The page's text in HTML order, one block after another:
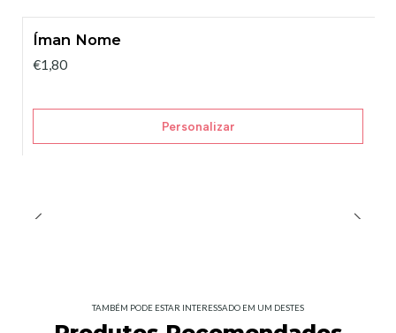
Íman Nome
€1,80
Personalizar
TAMBÉM PODE ESTAR INTERESSADO EM UM DESTES